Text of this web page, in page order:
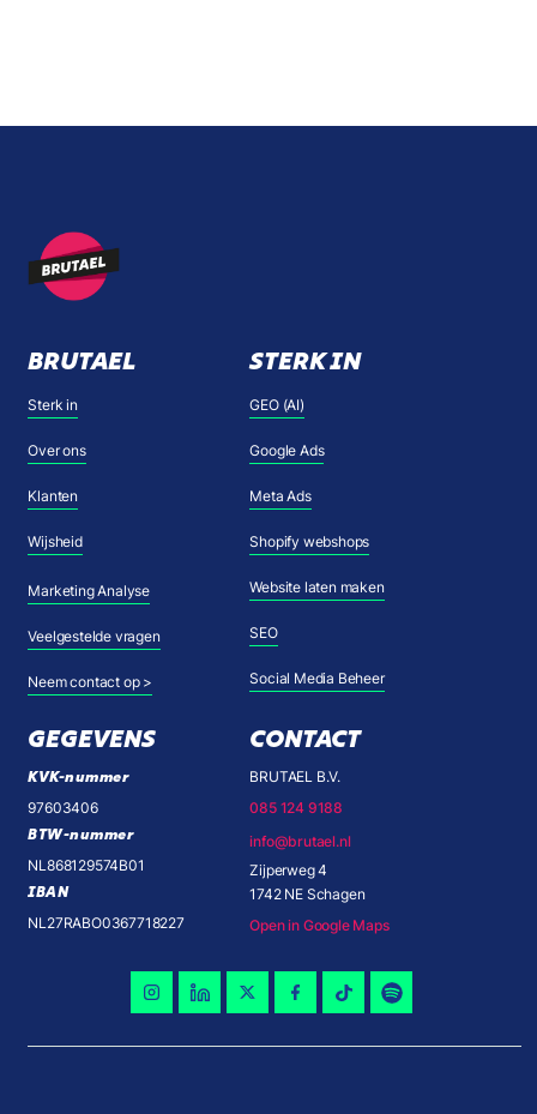
BRUTAEL
Sterk in
Over ons
Klanten
Wijsheid
Marketing Analyse
Veelgestelde vragen
Neem contact op >
STERK IN
GEO (AI)
Google Ads
Meta Ads
Shopify webshops
Website laten maken
SEO
Social Media Beheer
GEGEVENS
KVK-nummer
97603406
BTW-nummer
NL868129574B01
IBAN
NL27RABO0367718227
CONTACT
BRUTAEL B.V.
085 124 9188
info@brutael.nl
Zijperweg 4
1742 NE Schagen
Open in Google Maps